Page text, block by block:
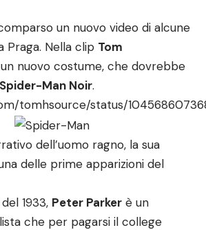
un nuovo video di alcune
Praga. Nella clip Tom
nuovo costume, che dovrebbe
Spider-Man Noir.
tomhsource/status/
dell’uomo ragno, la sua
delle prime apparizioni del
1933, Peter Parker è un
che per pagarsi il college